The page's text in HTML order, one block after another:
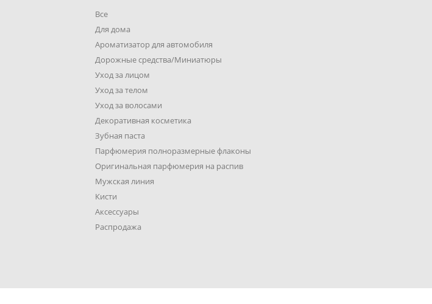
Все
Для дома
Ароматизатор для автомобиля
Дорожные средства/Миниатюры
Уход за лицом
Уход за телом
Уход за волосами
Декоративная косметика
Зубная паста
Парфюмерия полноразмерные флаконы
Оригинальная парфюмерия на распив
Мужская линия
Кисти
Аксессуары
Распродажа